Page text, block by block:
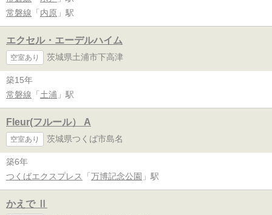
常磐線 「 内原 」駅
エクセル・エーデルハイム
空室あり 茨城県土浦市下高津
築15年
常磐線 「 土浦 」駅
Fleur(フルール） A
空室あり 茨城県つくば市島名
築6年
つくばエクスプレス
「 万博記念公園 」駅
かえで Ⅱ